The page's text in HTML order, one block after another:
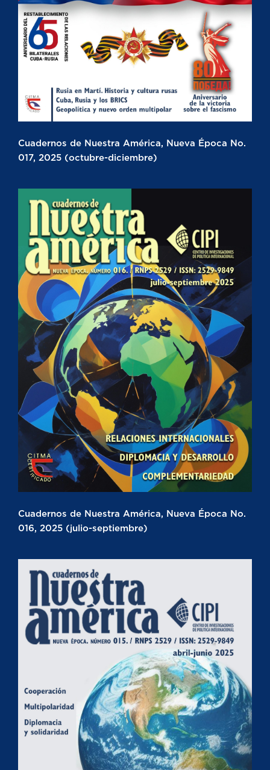
Cuadernos de Nuestra América, Nueva Época No.
017, 2025 (octubre-diciembre)
Cuadernos de Nuestra América, Nueva Época No.
016, 2025 (julio-septiembre)